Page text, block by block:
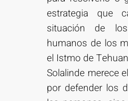
estrategia que
situación de
humanos de los
el Istmo de
Solalinde merece
por defender los